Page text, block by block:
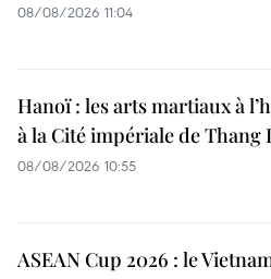
08/08/2026 11:04
Hanoï : les arts martiaux à
à la Cité impériale de Thang
08/08/2026 10:55
ASEAN Cup 2026 : le